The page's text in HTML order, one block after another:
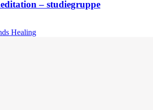
– studiegruppe
Healing